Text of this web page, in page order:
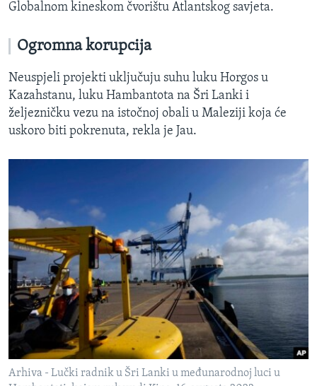
Globalnom kineskom čvorištu Atlantskog savjeta.
Ogromna korupcija
Neuspjeli projekti uključuju suhu luku Horgos u
Kazahstanu, luku Hambantota na Šri Lanki i
željezničku vezu na istočnoj obali u Maleziji koja će
uskoro biti pokrenuta, rekla je Jau.
Arhiva - Lučki radnik u Šri Lanki u međunarodnoj luci u